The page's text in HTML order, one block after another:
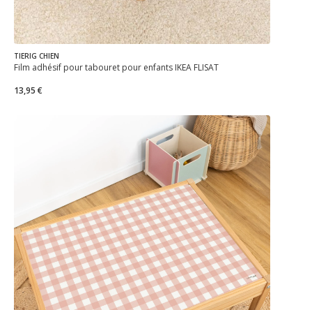
TIERIG CHIEN
Film adhésif pour tabouret pour enfants IKEA FLISAT
13,95 €